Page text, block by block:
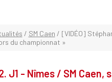
/ SM Caen / [VIDÉO]
du championnat »
J1 - Nîmes / SM Caen,